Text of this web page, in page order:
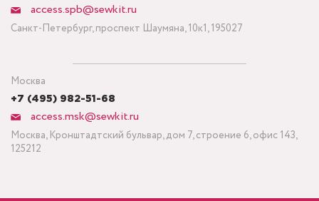
access.spb@sewkit.ru
Санкт-Петербург, проспект Шаумяна, 10к1, 195027
Москва
+7 (495) 982-51-68
access.msk@sewkit.ru
Москва, Кронштадтский бульвар, дом 7, строение 6, офис 143,
125212